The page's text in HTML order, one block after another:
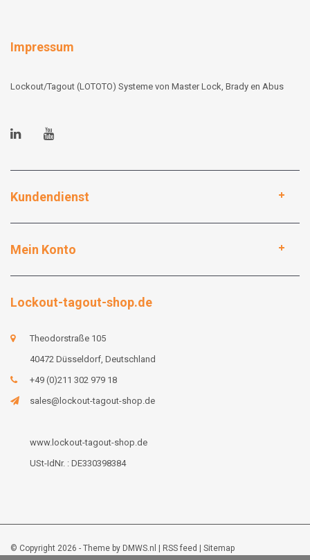
Impressum
Lockout/Tagout (LOTOTO) Systeme von Master Lock, Brady en Abus
Kundendienst
Mein Konto
Lockout-tagout-shop.de
Theodorstraße 105
40472 Düsseldorf, Deutschland
+49 (0)211 302 979 18
sales@lockout-tagout-shop.de
www.lockout-tagout-shop.de
USt-IdNr. : DE330398384
© Copyright 2026 - Theme by DMWS.nl RSS feed Sitemap